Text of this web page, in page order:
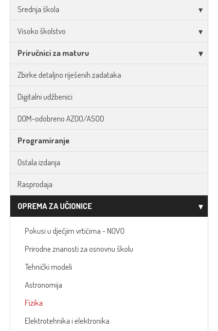
Srednja škola
Visoko školstvo
Priručnici za maturu
Zbirke detaljno riješenih zadataka
Digitalni udžbenici
DOM-odobreno AZOO/ASOO
Programiranje
Ostala izdanja
Rasprodaja
OPREMA ZA UČIONICE
Pokusi u dječjim vrtićima - NOVO
Prirodne znanosti za osnovnu školu
Tehnički modeli
Astronomija
Fizika
Elektrotehnika i elektronika